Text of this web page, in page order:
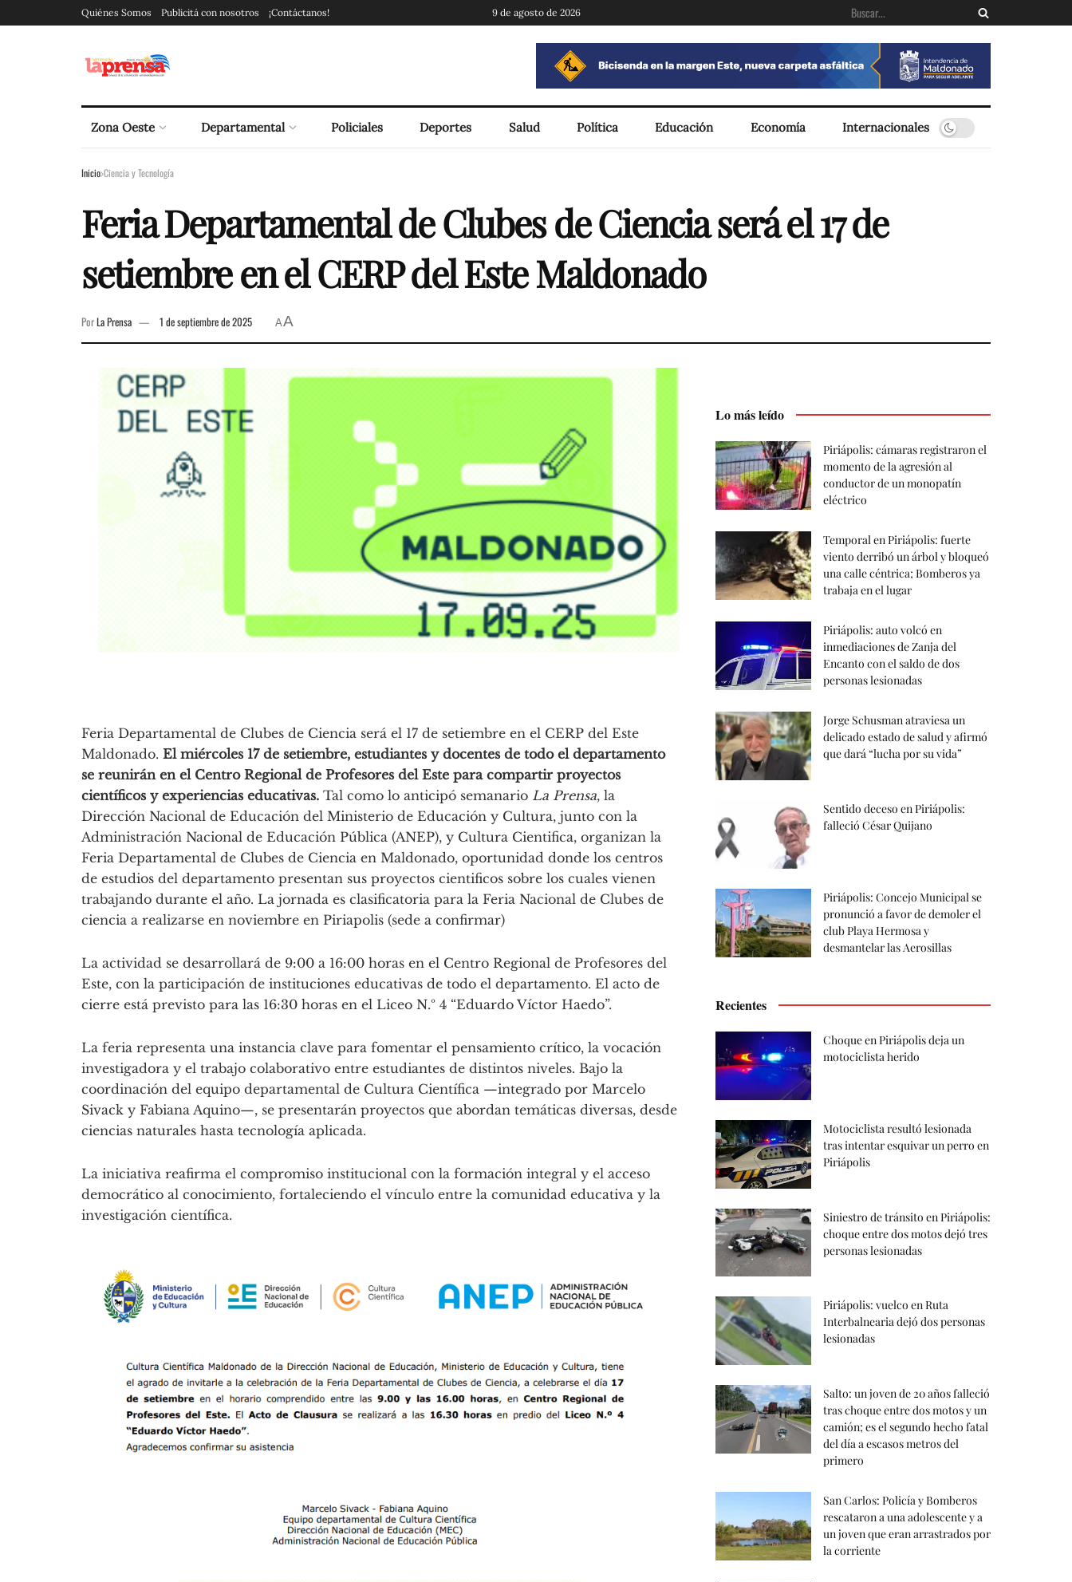
Quiénes Somos Publicitá con nosotros ¡Contáctanos! 9 de agosto de 2026
Zona Oeste Departamental Policiales Deportes Salud Política Educación Economía Internacionales
Inicio Ciencia y Tecnología
Feria Departamental de Clubes de Ciencia será el 17 de
setiembre en el CERP del Este Maldonado
PorLa Prensa 1 de septiembre de 2025 AA
Feria Departamental de Clubes de Ciencia será el 17 de setiembre en el CERP del Este
Maldonado. El miércoles 17 de setiembre, estudiantes y docentes de todo el departamento
se reunirán en el Centro Regional de Profesores del Este para compartir proyectos
científicos y experiencias educativas. Tal como lo anticipó semanario La Prensa, la
Dirección Nacional de Educación del Ministerio de Educación y Cultura, junto con la
Administración Nacional de Educación Pública (ANEP), y Cultura Cientifica, organizan la
Feria Departamental de Clubes de Ciencia en Maldonado, oportunidad donde los centros
de estudios del departamento presentan sus proyectos cientificos sobre los cuales vienen
trabajando durante el año. La jornada es clasificatoria para la Feria Nacional de Clubes de
ciencia a realizarse en noviembre en Piriapolis (sede a confirmar)
La actividad se desarrollará de 9:00 a 16:00 horas en el Centro Regional de Profesores del
Este, con la participación de instituciones educativas de todo el departamento. El acto de
cierre está previsto para las 16:30 horas en el Liceo N.º 4 “Eduardo Víctor Haedo”.
La feria representa una instancia clave para fomentar el pensamiento crítico, la vocación
investigadora y el trabajo colaborativo entre estudiantes de distintos niveles. Bajo la
coordinación del equipo departamental de Cultura Científica —integrado por Marcelo
Sivack y Fabiana Aquino—, se presentarán proyectos que abordan temáticas diversas, desde
ciencias naturales hasta tecnología aplicada.
La iniciativa reafirma el compromiso institucional con la formación integral y el acceso
democrático al conocimiento, fortaleciendo el vínculo entre la comunidad educativa y la
investigación científica.
Lo más leído
Piriápolis: cámaras registraron el
momento de la agresión al
conductor de un monopatín
eléctrico
Temporal en Piriápolis: fuerte
viento derribó un árbol y bloqueó
una calle céntrica; Bomberos ya
trabaja en el lugar
Piriápolis: auto volcó en
inmediaciones de Zanja del
Encanto con el saldo de dos
personas lesionadas
Jorge Schusman atraviesa un
delicado estado de salud y afirmó
que dará “lucha por su vida”
Sentido deceso en Piriápolis:
falleció César Quijano
Piriápolis: Concejo Municipal se
pronunció a favor de demoler el
club Playa Hermosa y
desmantelar las Aerosillas
Recientes
Choque en Piriápolis deja un
motociclista herido
Motociclista resultó lesionada
tras intentar esquivar un perro en
Piriápolis
Siniestro de tránsito en Piriápolis:
choque entre dos motos dejó tres
personas lesionadas
Piriápolis: vuelco en Ruta
Interbalnearia dejó dos personas
lesionadas
Salto: un joven de 20 años falleció
tras choque entre dos motos y un
camión; es el segundo hecho fatal
del día a escasos metros del
primero
San Carlos: Policía y Bomberos
rescataron a una adolescente y a
un joven que eran arrastrados por
la corriente